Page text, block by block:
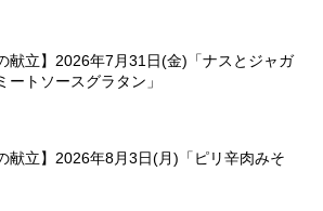
献立】2026年7月31日(金)「ナスとジャガ
ートソースグラタン」
献立】2026年8月3日(月)「ピリ辛肉みそ